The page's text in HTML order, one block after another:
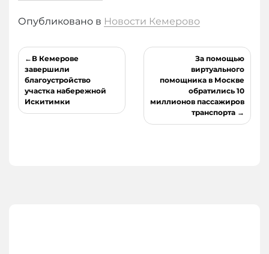
Опубликовано в Новости Кемерово
Навигация
по
записям
В Кемерове
завершили
благоустройство
участка набережной
Искитимки
За помощью
виртуального
помощника в Москве
обратились 10
миллионов пассажиров
транспорта